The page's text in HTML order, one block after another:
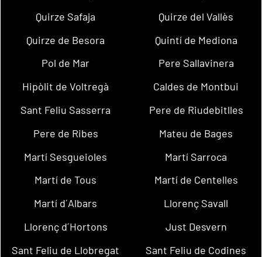
Quirze Safaja
Quirze del Vallès
Quirze de Besora
Quintí de Mediona
Pol de Mar
Pere Sallavinera
Hipòlit de Voltregà
Caldes de Montbui
Sant Feliu Sasserra
Pere de Riudebitlles
Pere de Ribes
Mateu de Bages
Martí Sesgueioles
Martí Sarroca
Martí de Tous
Martí de Centelles
Martí d´Albars
Llorenç Savall
Llorenç d´Hortons
Just Desvern
Sant Feliu de Llobregat
Sant Feliu de Codines